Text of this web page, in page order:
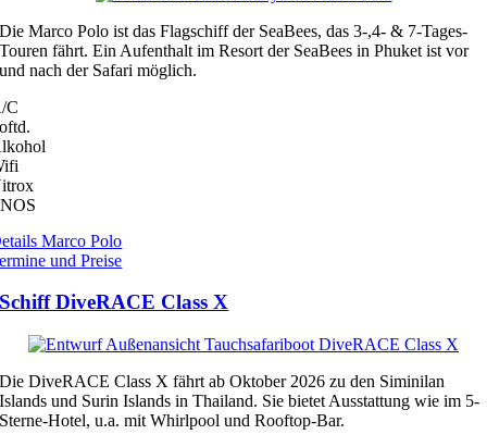
Die Marco Polo ist das Flagschiff der SeaBees, das 3-,4- & 7-Tages-
Touren fährt. Ein Aufenthalt im Resort der SeaBees in Phuket ist vor
und nach der Safari möglich.
C
Marco Polo
und Preise
Schiff DiveRACE Class X
Die DiveRACE Class X fährt ab Oktober 2026 zu den Siminilan
Islands und Surin Islands in Thailand. Sie bietet Ausstattung wie im 5-
Sterne-Hotel, u.a. mit Whirlpool und Rooftop-Bar.